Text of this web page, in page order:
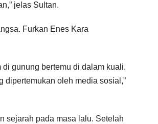
jelas Sultan.
Furkan Enes Kara
gunung bertemu di dalam kuali.
dipertemukan oleh media sosial,”
sejarah pada masa lalu. Setelah